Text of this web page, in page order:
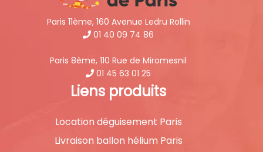
Paris 11ème, 160 Avenue Ledru Rollin
01 40 09 74 86
Paris 8ème, 110 Rue de Miromesnil
01 45 63 01 25
Liens produits
Location déguisement Paris
Livraison ballon hélium Paris